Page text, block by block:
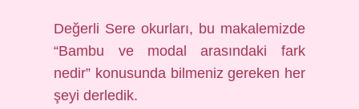
Değerli Sere okurları, bu makalemizde
“Bambu ve modal arasındaki fark
nedir” konusunda bilmeniz gereken her
şeyi derledik.